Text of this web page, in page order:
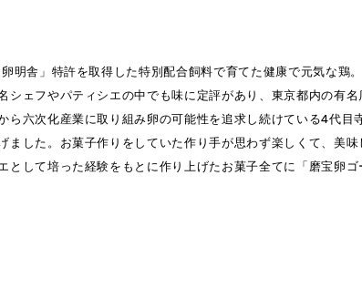
明舎」特許を取得した特別配合飼料で育てた健康で元気な鶏
シェフやパティシエの中でも味に定評があり、東京都内の有
ら六次化産業に取り組み卵の可能性を追求し続けている4代目
ました。お菓子作りをしていた作り手が思わず楽しくて、美
として培った経験をもとに作り上げたお菓子全てに「磨宝卵